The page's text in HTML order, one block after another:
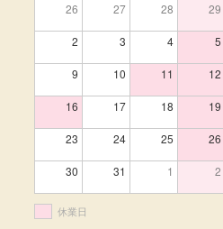
26 27 28 29
2 3 4 5
9 10 11 12
16 17 18 19
23 24 25 26
30 31 1 2
休業日